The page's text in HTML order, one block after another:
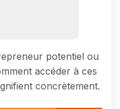
potentiel ou
accéder à ces
concrètement.